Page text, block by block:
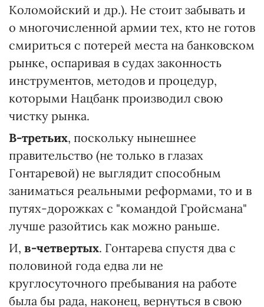
Коломойский и др.). Не стоит забывать и
о многочисленной армии тех, кто не готов
смириться с потерей места на банковском
рынке, оспаривая в судах законность
инструментов, методов и процедур,
которыми Нацбанк производил свою
чистку рынка.
В-третьих, поскольку нынешнее
правительство (не только в глазах
Гонтаревой) не выглядит способным
заниматься реальными реформами, то и в
путях-дорожках с "командой Гройсмана"
лучше разойтись как можно раньше.
И, в-четвертых. Гонтарева спустя два с
половиной года едва ли не
круглосуточного пребывания на работе
была бы рада, наконец, вернуться в свою